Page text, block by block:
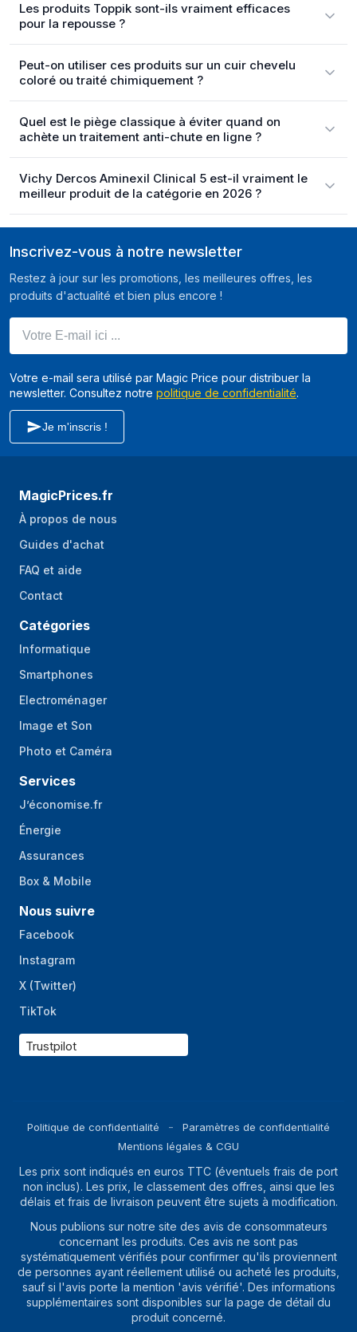
Les produits Toppik sont-ils vraiment efficaces
pour la repousse ?
Peut-on utiliser ces produits sur un cuir chevelu
coloré ou traité chimiquement ?
Quel est le piège classique à éviter quand on
achète un traitement anti-chute en ligne ?
Vichy Dercos Aminexil Clinical 5 est-il vraiment le
meilleur produit de la catégorie en 2026 ?
Inscrivez-vous à notre newsletter
Restez à jour sur les promotions, les meilleures offres, les
produits d'actualité et bien plus encore !
Votre e-mail sera utilisé par Magic Price pour distribuer la
newsletter. Consultez notre politique de confidentialité.
Je m'inscris !
MagicPrices.fr
À propos de nous
Guides d'achat
FAQ et aide
Contact
Catégories
Informatique
Smartphones
Electroménager
Image et Son
Photo et Caméra
Services
J’économise.fr
Énergie
Assurances
Box & Mobile
Nous suivre
Facebook
Instagram
X (Twitter)
TikTok
Trustpilot
Politique de confidentialité
Paramètres de confidentialité
Mentions légales & CGU
Les prix sont indiqués en euros TTC (éventuels frais de port
non inclus). Les prix, le classement des offres, ainsi que les
délais et frais de livraison peuvent être sujets à modification.
Nous publions sur notre site des avis de consommateurs
concernant les produits. Ces avis ne sont pas
systématiquement vérifiés pour confirmer qu'ils proviennent
de personnes ayant réellement utilisé ou acheté les produits,
sauf si l'avis porte la mention 'avis vérifié'. Des informations
supplémentaires sont disponibles sur la page de détail du
produit concerné.